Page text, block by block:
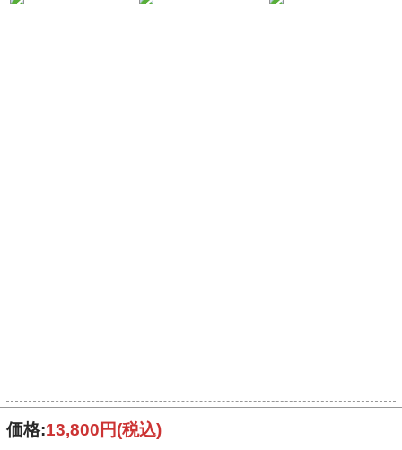
価格:13,800円(税込)